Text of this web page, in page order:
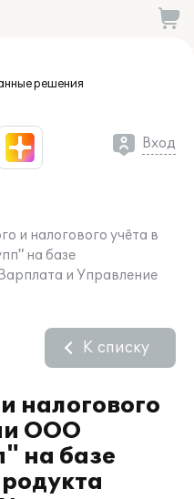
решения
Вход
и налогового учёта в
на базе
и Управление
налогового
ООО
на базе
К списку